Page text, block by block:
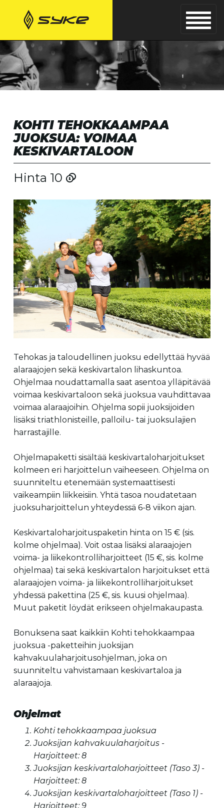
KOHTI TEHOKKAAMPAA
JUOKSUA: VOIMAA
KESKIVARTALOON
Hinta 10
Tehokas ja taloudellinen juoksu edellyttää hyvää
alaraajojen sekä keskivartalon lihaskuntoa.
Ohjelmaa noudattamalla saat asentoa ylläpitävää
voimaa keskivartaloon sekä juoksua vauhdittavaa
voimaa alaraajoihin. Ohjelma sopii juoksijoiden
lisäksi triathlonisteille, palloilu- tai juoksulajien
harrastajille.
Ohjelmapaketti sisältää keskivartaloharjoitukset
kolmeen eri harjoittelun vaiheeseen. Ohjelma on
suunniteltu etenemään systemaattisesti
vaikeampiin liikkeisiin. Yhtä tasoa noudatetaan
juoksuharjoittelun yhteydessä 6-8 viikon ajan.
Keskivartaloharjoituspaketin hinta on 15 € (sis.
kolme ohjelmaa). Voit ostaa lisäksi alaraajojen
voima- ja liikekontrolliharjoitteet (15 €, sis. kolme
ohjelmaa) tai sekä keskivartalon harjoitukset että
alaraajojen voima- ja liikekontrolliharjoitukset
yhdessä pakettina (25 €, sis. kuusi ohjelmaa).
Muut paketit löydät erikseen ohjelmakaupasta.
Bonuksena saat kaikkiin Kohti tehokkaampaa
juoksua -paketteihin juoksijan
kahvakuulaharjoitusohjelman, joka on
suunniteltu vahvistamaan keskivartaloa ja
alaraajoja.
Ohjelmat
Kohti tehokkaampaa juoksua
Juoksijan kahvakuulaharjoitus -
Harjoitteet: 8
Juoksijan keskivartaloharjoitteet (Taso 3) -
Harjoitteet: 8
Juoksijan keskivartaloharjoitteet (Taso 1) -
Harjoitteet: 9